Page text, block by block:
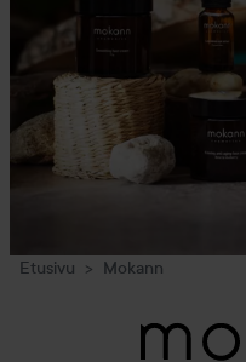
Etusivu Mokann